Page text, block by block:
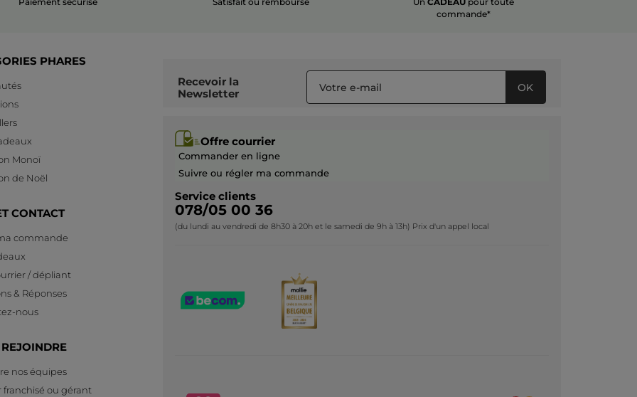
commande*
PHARES
Monoï
de Noël
CONTACT
commande
/ dépliant
& Réponses
nous
nos équipes
franchisé ou gérant
Recevoir la
Newsletter
OK
Offre courrier
Commander en ligne
Suivre ou régler ma commande
Service clients
078/05 00 36
(du lundi au vendredi de 8h30 à 20h et le samedi de 9h à 13h) Prix d'un appel local